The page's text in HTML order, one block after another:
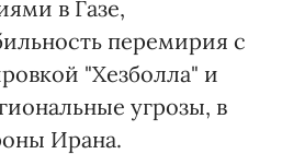
в Газе,
перемирия с
"Хезболла" и
угрозы, в
Ирана.